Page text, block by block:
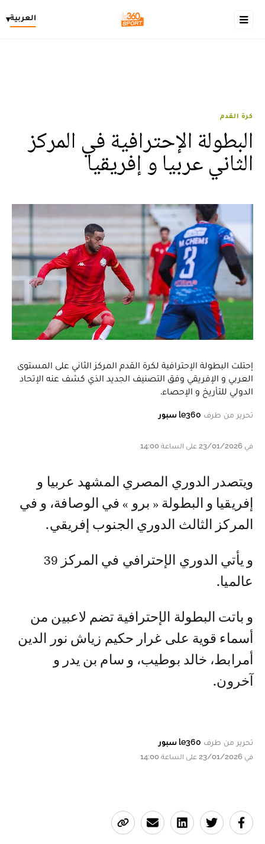
العربية▾
كرة القدم
البطولة الإحترافية في المركز
الثاني عربيا و إفريقيا
إحتلت البطولة الإحترافية لكرة القدم المركز الثاني على المستوى
العربي و الإفريقي وفق التصنيف الجديد الذي كشف عنه الإتحاد
الدولي للتأريخ و الإحصاء.
تحرير من طرف le360 سبور
في 23/01/2026 على الساعة 14:00
و يتصدر الدوري المصري المشهد عربيا و
إفريقيا و البطولة « برو » في الوصافة، و في
المركز الثالث الدوري الجنوب إفريقي.
و يأتي الدوري الإحترافي في المركز 39
عالميا.
و باتت البطولة الإحترافية تضم لاعبين من
أسماء قوية على غرار حكيم زياش نور الدين
أمرابط، خالد بوطيب، و سام بن يدر و
آخرون.
تحرير من طرف le360 سبور
في 23/01/2026 على الساعة 14:00